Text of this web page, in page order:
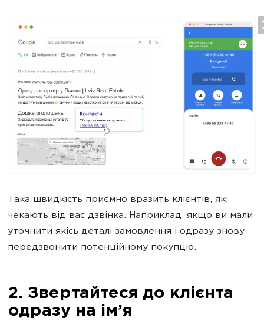
Така швидкість приємно вразить клієнтів, які
чекають від вас дзвінка. Наприклад, якщо ви мали
уточнити якісь деталі замовлення і одразу знову
передзвонити потенційному покупцю.
2. Звертайтеся до клієнта
одразу на ім’я